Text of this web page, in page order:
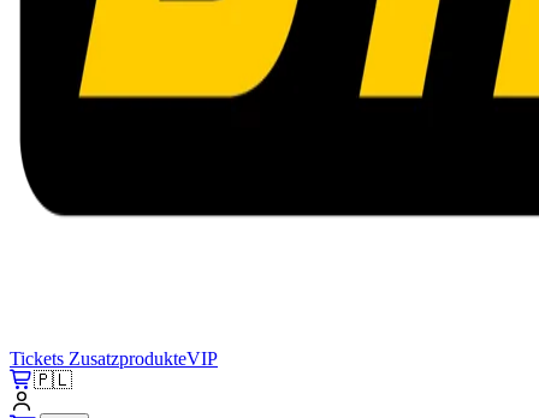
Tickets ZusatzprodukteVIP
🇵🇱